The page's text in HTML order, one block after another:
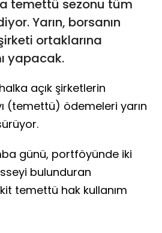
temettü sezonu tüm
Yarın, borsanın
ortaklarına
yapacak.
açık şirketlerin
(temettü) ödemeleri yarın
günü, portföyünde iki
bulunduran
temettü hak kullanım